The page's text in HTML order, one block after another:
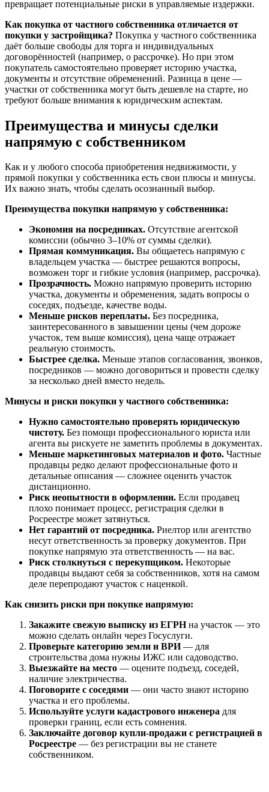
превращает потенциальные риски в управляемые издержки.
Как покупка от частного собственника отличается от
покупки у застройщика? Покупка у частного собственника
даёт больше свободы для торга и индивидуальных
договорённостей (например, о рассрочке). Но при этом
покупатель самостоятельно проверяет историю участка,
документы и отсутствие обременений. Разница в цене —
участки от собственника могут быть дешевле на старте, но
требуют больше внимания к юридическим аспектам.
Преимущества и минусы сделки
напрямую с собственником
Как и у любого способа приобретения недвижимости, у
прямой покупки у собственника есть свои плюсы и минусы.
Их важно знать, чтобы сделать осознанный выбор.
Преимущества покупки напрямую у собственника:
Экономия на посредниках. Отсутствие агентской
комиссии (обычно 3–10% от суммы сделки).
Прямая коммуникация. Вы общаетесь напрямую с
владельцем участка — быстрее решаются вопросы,
возможен торг и гибкие условия (например, рассрочка).
Прозрачность. Можно напрямую проверить историю
участка, документы и обременения, задать вопросы о
соседях, подъезде, качестве воды.
Меньше рисков переплаты. Без посредника,
заинтересованного в завышении цены (чем дороже
участок, тем выше комиссия), цена чаще отражает
реальную стоимость.
Быстрее сделка. Меньше этапов согласования, звонков,
посредников — можно договориться и провести сделку
за несколько дней вместо недель.
Минусы и риски покупки у частного собственника:
Нужно самостоятельно проверять юридическую
чистоту. Без помощи профессионального юриста или
агента вы рискуете не заметить проблемы в документах.
Меньше маркетинговых материалов и фото. Частные
продавцы редко делают профессиональные фото и
детальные описания — сложнее оценить участок
дистанционно.
Риск неопытности в оформлении. Если продавец
плохо понимает процесс, регистрация сделки в
Росреестре может затянуться.
Нет гарантий от посредника. Риелтор или агентство
несут ответственность за проверку документов. При
покупке напрямую эта ответственность — на вас.
Риск столкнуться с перекупщиком. Некоторые
продавцы выдают себя за собственников, хотя на самом
деле перепродают участок с наценкой.
Как снизить риски при покупке напрямую:
Закажите свежую выписку из ЕГРНна участок — это
можно сделать онлайн через Госуслуги.
Проверьте категорию земли и ВРИ— для
строительства дома нужны ИЖС или садоводство.
Выезжайте на место — оцените подъезд, соседей,
наличие электричества.
Поговорите с соседями — они часто знают историю
участка и его проблемы.
Используйте услуги кадастрового инженера для
проверки границ, если есть сомнения.
Заключайте договор купли-продажи с регистрацией в
Росреестре — без регистрации вы не станете
собственником.